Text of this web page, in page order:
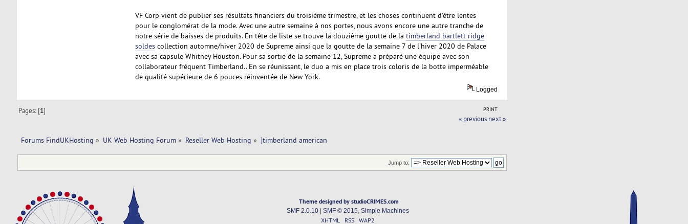
VF Corp vient de publier ses résultats financiers du troisième trimestre, et les choses continuent d'être lentes
pour le conglomérat de la mode. Avec une autre semaine à nos portes, nous avons encore une autre tranche de
notre série de baisses de produits. En tête de liste se trouve la douzième goutte de la timberland bartlett ridge
soldescollection automne/hiver 2020 de Supreme ainsi que la goutte de la semaine 7 de l'hiver 2020 de Palace
avec sa capsule Whitney Houston. Pour sa sortie de la semaine 12, Supreme a préparé une équipe avec son
collaborateur fréquent Timberland.. En se réunissant, le duo a mis en place trois coloris de la botte imperméable
de qualité supérieure de 6 pouces réinventée de New York.
Logged
PRINT
Pages: [1]
« previous next »
Forums FindUKHosting » UK Web Hosting Forum» Reseller Web Hosting » ]timberland american
Jump to:
Theme designed by studioCRIMES.com
SMF 2.0.10| SMF © 2015 Simple Machines
XHTML RSS WAP2